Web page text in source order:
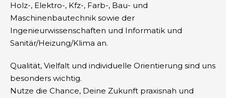
Holz-, Elektro-, Kfz-, Farb-, Bau- und
Maschinenbautechnik sowie der
Ingenieurwissenschaften und Informatik und
Sanitär/Heizung/Klima an.
Qualität, Vielfalt und individuelle Orientierung sind uns
besonders wichtig.
Nutze die Chance, Deine Zukunft praxisnah und